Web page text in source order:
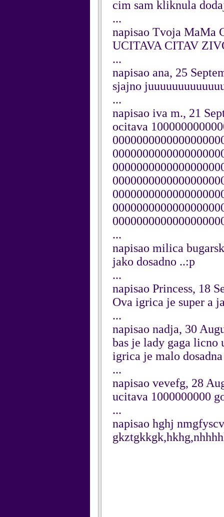
cim sam kliknula
...
napisao Tvoja MaMa
UCITAVA CITAV
...
napisao ana, 25
sjajno
...
napisao iva m., 21
ocitava
...
napisao milica
jako dosadno ..:p
...
napisao Princess, 18
Ova igrica je super a
...
napisao nadja, 30
bas je lady gaga licno
igrica je malo
...
napisao vevefg, 28
ucitava 1000000000
...
napisao hghj